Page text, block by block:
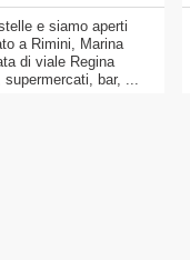
e siamo aperti
a Rimini, Marina
di viale Regina
supermercati, bar, ...